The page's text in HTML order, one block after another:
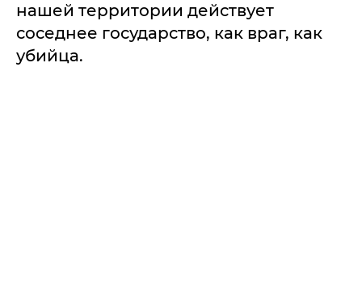
нашей территории действует
соседнее государство, как враг, как
убийца.